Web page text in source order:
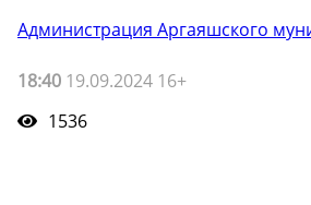
Администрация Аргаяшского
18:40 19.09.2024 16+
1536